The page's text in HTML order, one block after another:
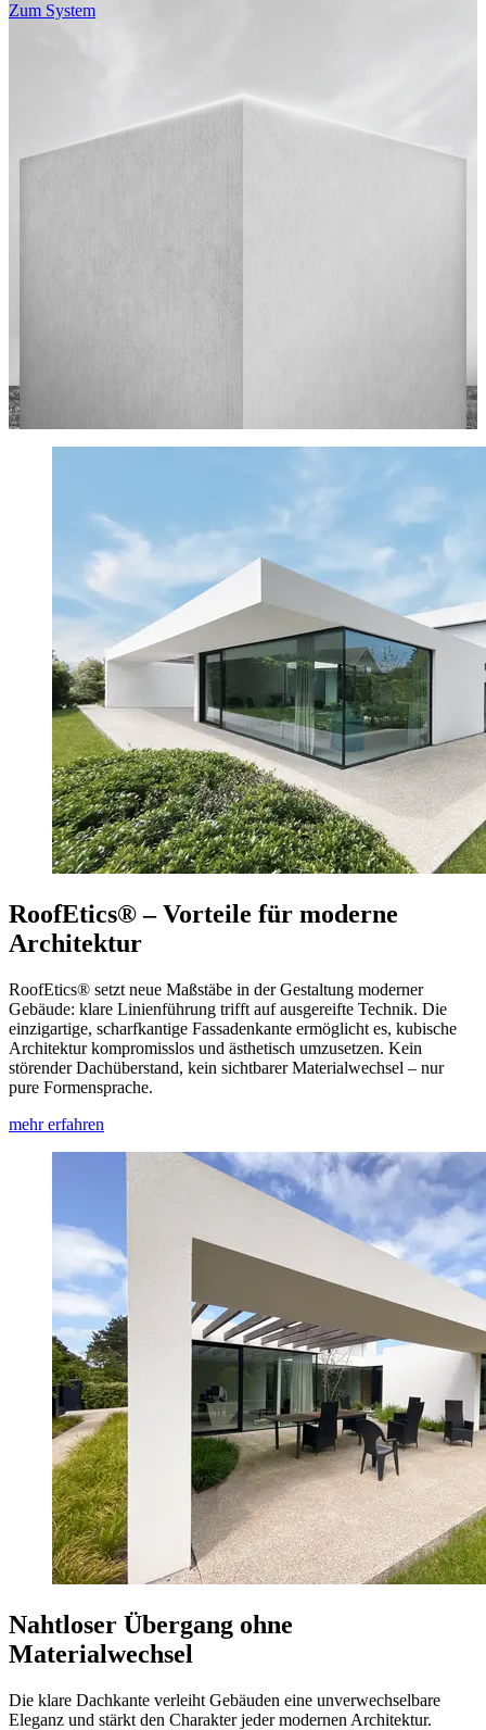
Zum System
RoofEtics® – Vorteile für moderne
Architektur
RoofEtics® setzt neue Maßstäbe in der Gestaltung moderner
Gebäude: klare Linienführung trifft auf ausgereifte Technik. Die
einzigartige, scharfkantige Fassadenkante ermöglicht es, kubische
Architektur kompromisslos und ästhetisch umzusetzen. Kein
störender Dachüberstand, kein sichtbarer Materialwechsel – nur
pure Formensprache.
mehr erfahren
Nahtloser Übergang ohne
Materialwechsel
Die klare Dachkante verleiht Gebäuden eine unverwechselbare
Eleganz und stärkt den Charakter jeder modernen Architektur.